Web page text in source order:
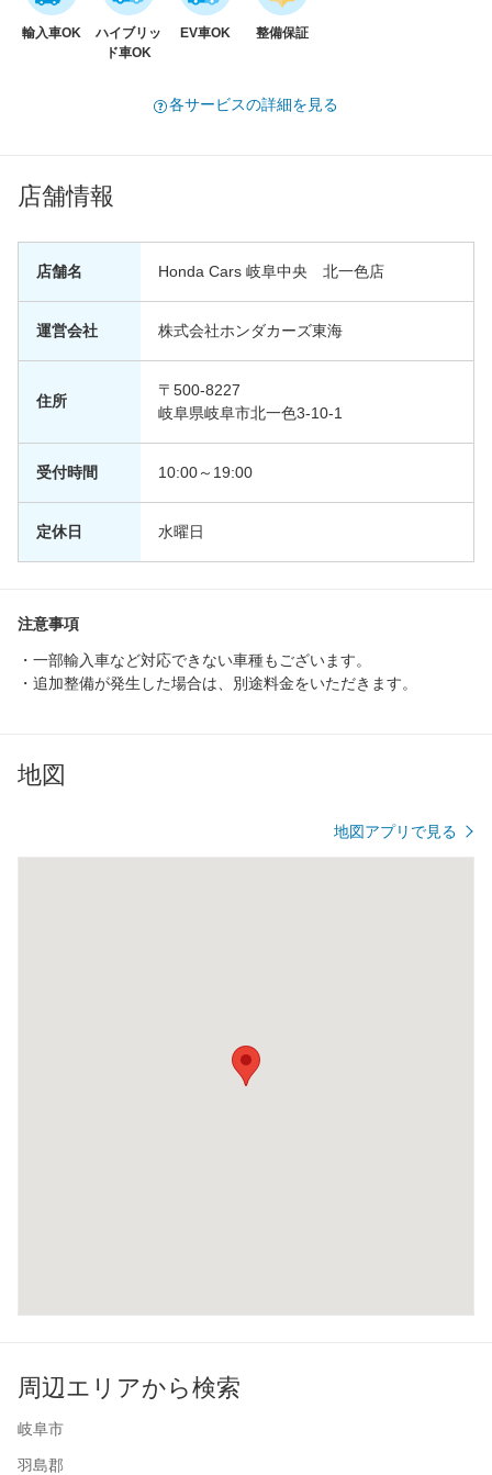
輸入車OK
ハイブリッ
ド車OK
EV車OK 整備保証
各サービスの詳細を見る
店舗情報
店舗名 Honda Cars 岐阜中央 北一色店
運営会社 株式会社ホンダカーズ東海
住所
〒500-8227
岐阜県岐阜市北一色3-10-1
受付時間 10:00～19:00
定休日 水曜日
注意事項
・一部輸入車など対応できない車種もございます。
・追加整備が発生した場合は、別途料金をいただきます。
地図
地図アプリで見る
周辺エリアから検索
岐阜市
羽島郡